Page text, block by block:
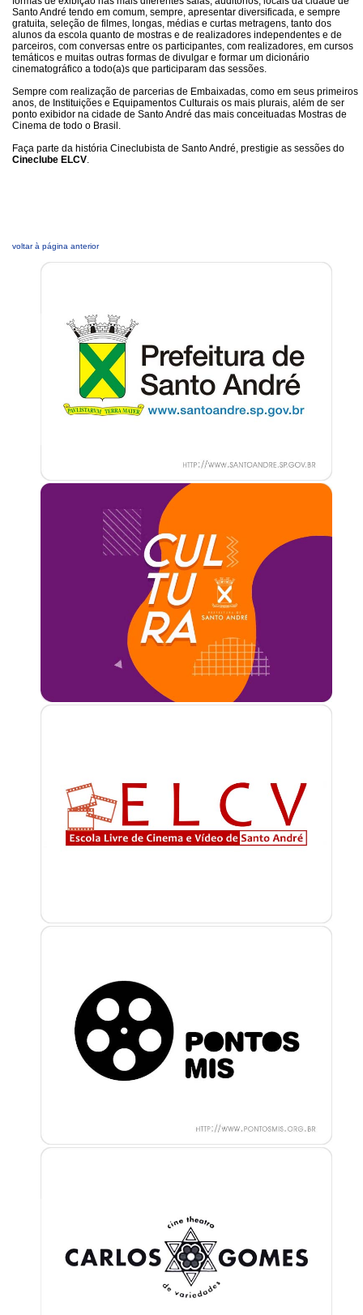
Santo André tendo em comum, sempre, apresentar diversificada, e sempre
gratuita, seleção de filmes, longas, médias e curtas metragens, tanto dos
alunos da escola quanto de mostras e de realizadores independentes e de
parceiros, com conversas entre os participantes, com realizadores, em cursos
temáticos e muitas outras formas de divulgar e formar um dicionário
cinematográfico a todo(a)s que participaram das sessões.
Sempre com realização de parcerias de Embaixadas, como em seus primeiros
anos, de Instituições e Equipamentos Culturais os mais plurais, além de ser
ponto exibidor na cidade de Santo André das mais conceituadas Mostras de
Cinema de todo o Brasil.
Faça parte da história Cineclubista de Santo André, prestigie as sessões do
Cineclube ELCV.
voltar à página anterior